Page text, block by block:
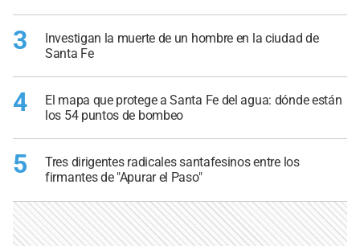
3
Investigan la muerte de un hombre en la ciudad de
Santa Fe
4
El mapa que protege a Santa Fe del agua: dónde están
los 54 puntos de bombeo
5
Tres dirigentes radicales santafesinos entre los
firmantes de "Apurar el Paso"